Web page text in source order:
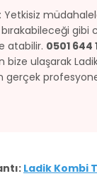
bırakabileceği gibi
atabilir. 0501 644
bize ulaşarak
gerçek
Ladik Kombi